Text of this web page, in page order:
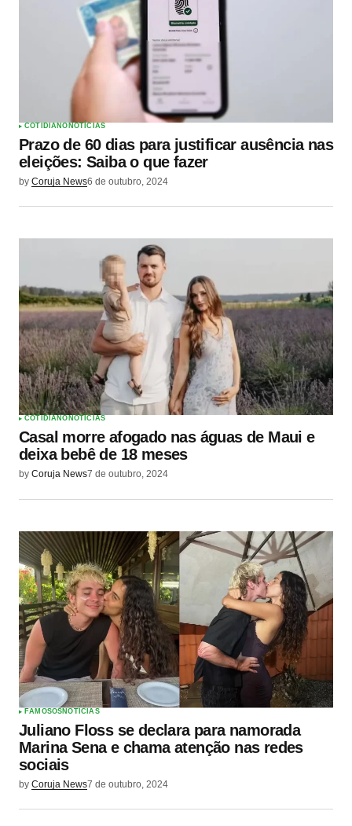
COTIDIANO NOTÍCIAS
Prazo de 60 dias para justificar ausência nas
eleições: Saiba o que fazer
by Coruja News6 de outubro, 2024
COTIDIANO NOTÍCIAS
Casal morre afogado nas águas de Maui e
deixa bebê de 18 meses
by Coruja News7 de outubro, 2024
FAMOSOSNOTÍCIAS
Juliano Floss se declara para namorada
Marina Sena e chama atenção nas redes
sociais
by Coruja News7 de outubro, 2024